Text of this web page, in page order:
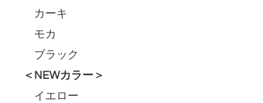
カーキ
モカ
ブラック
＜NEWカラー＞
イエロー